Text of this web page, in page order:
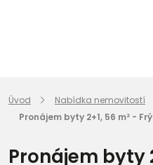
Úvod
Nabídka nemovitostí
Pronájem byty 2+1, 56 m² -
Pronájem byty